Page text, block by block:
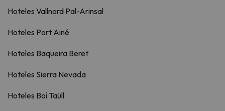
Hoteles Vallnord Pal-Arinsal
Hoteles Port Ainé
Hoteles Baqueira Beret
Hoteles Sierra Nevada
Hoteles Boí Taüll